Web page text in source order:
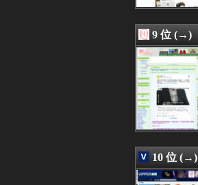
08/06 09:15
08/06 09:14
08/06 09:12
08/06 09:12
08/06 09:12
08/06 09:11
08/06 09:11
08/06 09:10
08/06 09:10
08/06 09:10
08/06 09:10
08/06 09:10
08/06 09:09
9 位 (→)
10 位 (→)